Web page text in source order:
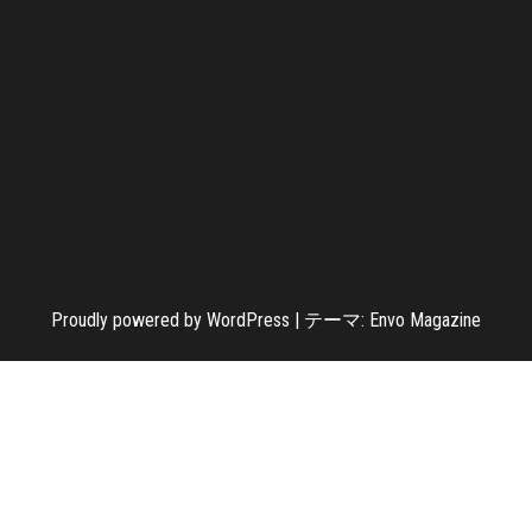
Proudly powered by WordPress テーマ: Envo Magazine